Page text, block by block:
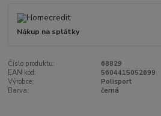
Nákup na splátky
Číslo produktu:
68829
EAN kód:
5604415052699
Výrobce:
Polisport
Barva:
černá